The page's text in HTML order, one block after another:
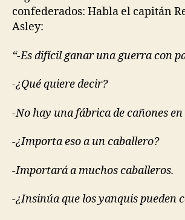
confederados: Habla el capitán
Asley:
“-Es difícil ganar una guerra con
-¿Qué quiere decir?
-No hay una fábrica de cañones en
-¿Importa eso a un caballero?
-Importará a muchos caballeros.
-¿Insinúa que los yanquis pueden